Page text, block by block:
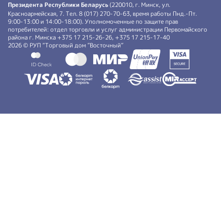
Президента Республики Беларусь (220010, г. Минск, ул.
Красноармейская, 7. Тел. 8 (017) 270-70-63, время работы Пнд.-Пт.
9:00-13:00 и 14:00-18:00). Уполномоченные по защите прав
потребителей: отдел торговли и услуг администрации Первомайского
района г. Минска +375 17 215-26-26, +375 17 215-17-40
2026 © РУП “Торговый дом ”Восточный”